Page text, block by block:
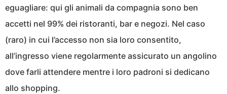
eguagliare: qui gli animali da compagnia sono ben
accetti nel 99% dei ristoranti, bar e negozi. Nel caso
(raro) in cui l’accesso non sia loro consentito,
all’ingresso viene regolarmente assicurato un angolino
dove farli attendere mentre i loro padroni si dedicano
allo shopping.